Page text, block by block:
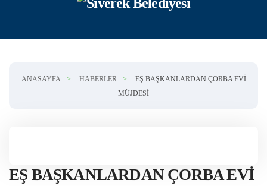
ANASAYFA HABERLER
EŞ BAŞKANLARDAN ÇORBA EVI
MÜJDESI
EŞ BAŞKANLARDAN ÇORBA EVI